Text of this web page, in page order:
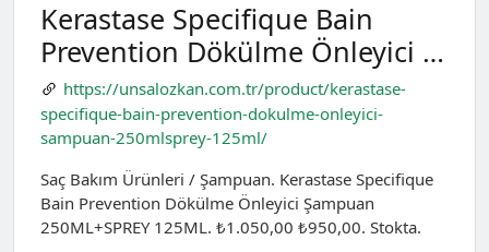
Kerastase Specifique Bain
Prevention Dökülme Önleyici …
https://unsalozkan.com.tr/product/kerastase-
specifique-bain-prevention-dokulme-onleyici-
sampuan-250mlsprey-125ml/
Saç Bakım Ürünleri / Şampuan. Kerastase Specifique
Bain Prevention Dökülme Önleyici Şampuan
250ML+SPREY 125ML. ₺1.050,00 ₺950,00. Stokta.